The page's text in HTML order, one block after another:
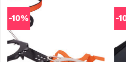
-10% -